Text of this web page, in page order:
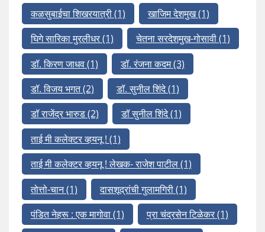
कळसुबाईचा शिखरयात्री(1) खाजिम देशमुख(1)
घिगे सारिका मुरलीधर(1) चेतना सरदेशमुख-गोसावी(1)
डॉ. किरण जाधव(1) डॉ. रंजना कदम(3)
डॉ. विजय भगत(2) डॉ. सुनील शिंदे(1)
डॉ राजेंद्र भारुड(2) डॉ सुनील शिंदे(1)
ताई मी कलेक्टर व्हयनू ! (1)
ताई मी कलेक्टर व्हयनू ! लेखक- राजेश पाटील(1)
तोत्तो-चान(1) दासशूद्रांची गुलामगिरी(1)
पंडित नेहरू : एक मागोवा(1) प्रा चंद्रसेन टिळेकर(1)